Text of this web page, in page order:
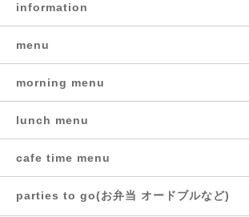
information
menu
morning menu
lunch menu
cafe time menu
parties to go(お弁当 オードブルなど)